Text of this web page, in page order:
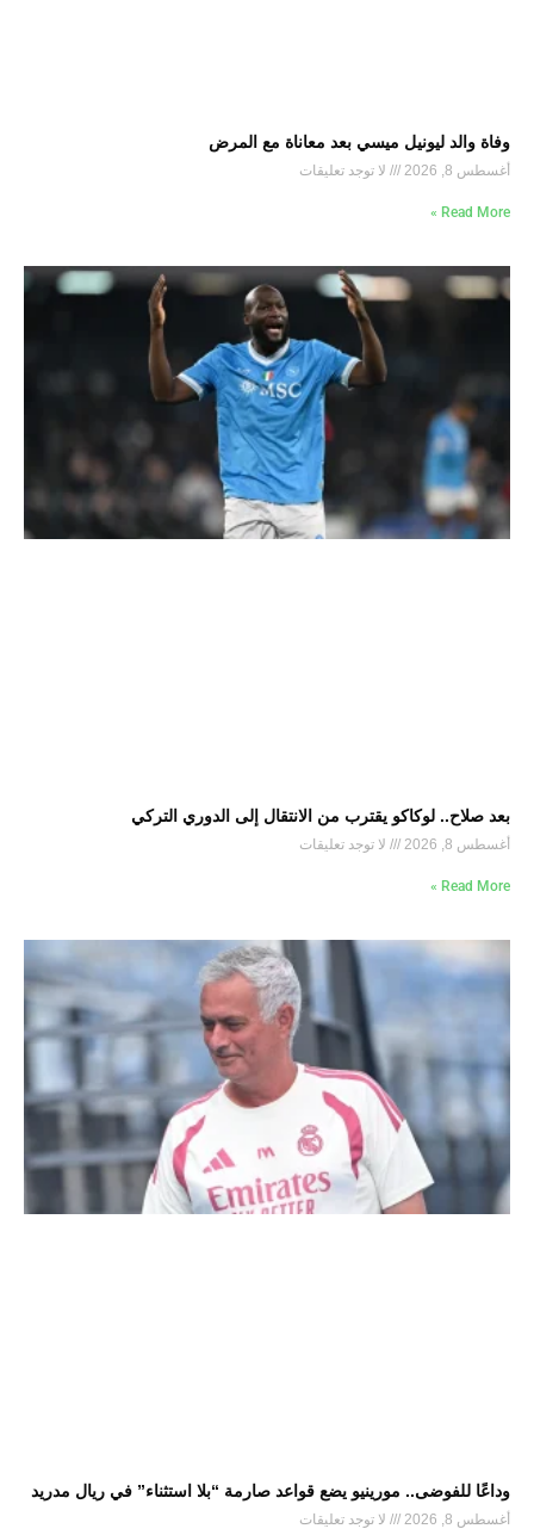
وفاة والد ليونيل ميسي بعد معاناة مع المرض
أغسطس 8, 2026 لا توجد تعليقات
Read More »
بعد صلاح.. لوكاكو يقترب من الانتقال إلى الدوري التركي
أغسطس 8, 2026 لا توجد تعليقات
Read More »
وداعًا للفوضى.. مورينيو يضع قواعد صارمة “بلا استثناء” في ريال مدريد
أغسطس 8, 2026 لا توجد تعليقات